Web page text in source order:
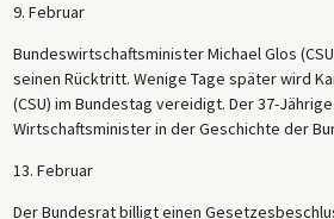
9. Februar
Bundeswirtschaftsminister Michael Glos
seinen Rücktritt. Wenige Tage später wird
(CSU) im Bundestag vereidigt. Der 37-
Wirtschaftsminister in der Geschichte der
13. Februar
Der Bundesrat billigt einen